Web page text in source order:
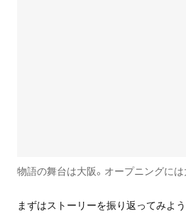
物語の舞台は大阪。オープニングには
まずはストーリーを振り返ってみよう